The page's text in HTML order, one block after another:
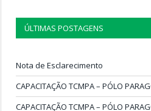
ÚLTIMAS POSTAGENS
Nota de Esclarecimento
CAPACITAÇÃO TCMPA – PÓLO
CAPACITAÇÃO TCMPA – PÓLO